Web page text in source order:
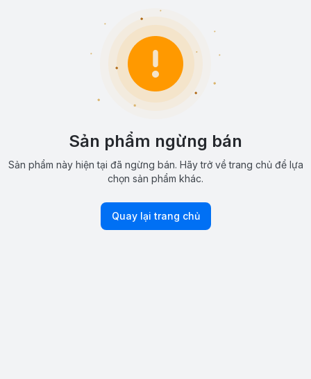
Sản phẩm ngừng bán
Sản phẩm này hiện tại đã ngừng bán. Hãy trở về trang chủ để lựa
chọn sản phẩm khác.
Quay lại trang chủ